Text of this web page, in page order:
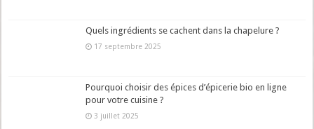
Quels ingrédients se cachent dans la chapelure ?
17 septembre 2025
Pourquoi choisir des épices d’épicerie bio en ligne
pour votre cuisine ?
3 juillet 2025